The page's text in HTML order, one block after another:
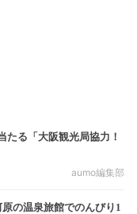
たる「大阪観光局協力！
aumo編集部
の温泉旅館でのんびり1